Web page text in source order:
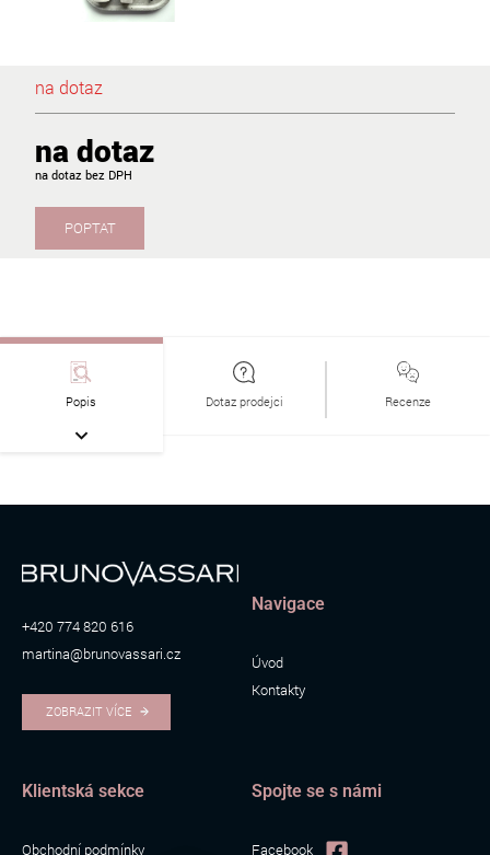
na dotaz
na dotaz
na dotaz
POPTAT
Popis Dotaz prodejci Recenze
+420 774 820 616
martina@brunovassari.cz
ZOBRAZIT VÍCE
Navigace
Úvod
Kontakty
Klientská sekce
Obchodní podmínky
Spojte se s námi
Facebook